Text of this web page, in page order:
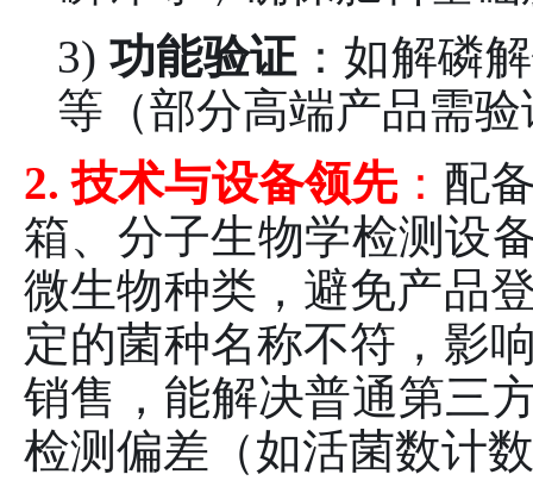
3) 功能验证：如解磷
等（部分高端产品需
2. 技术与设备领先 ： 配
箱、分子生物学检测设
微生物种类，避免产品
定的菌种名称不符，影
销售，能解决普通第三
检测偏差（如活菌数计